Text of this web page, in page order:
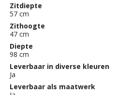
Zitdiepte
57 cm
Zithoogte
47 cm
Diepte
98 cm
Leverbaar in diverse kleuren
Ja
Leverbaar als maatwerk